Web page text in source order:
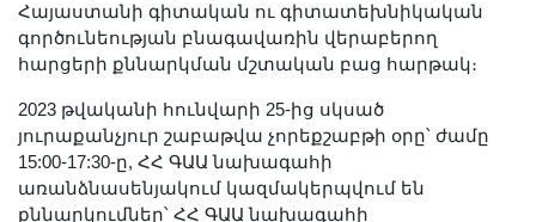
Երիտասարդական
ծրագրեր
Տեսադարան
Վեբ ռեսուրսներ
Այլ ակադեմիաներ
Հայաստանի գիտական ու գիտատեխնիկական
գործունեության բնագավառին վերաբերող
հարցերի քննարկման մշտական բաց հարթակ։
2023 թվականի հունվարի 25-ից սկսած
յուրաքանչյուր շաբաթվա չորեքշաբթի օրը՝ ժամը
15:00-17:30-ը, ՀՀ ԳԱԱ նախագահի
առանձնասենյակում կազմակերպվում են
քննարկումներ՝ ՀՀ ԳԱԱ նախագահի